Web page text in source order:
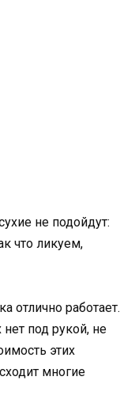
не подойдут:
что ликуем,
работает.
под рукой, не
этих
многие